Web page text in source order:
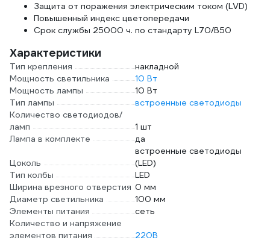
Защита от поражения электрическим током (LVD)
Повышенный индекс цветопередачи
Срок службы 25000 ч. по стандарту L70/B50
Характеристики
Тип крепления
накладной
Мощность светильника
10 Вт
Мощность лампы
10 Вт
Тип лампы
встроенные светодиоды
Количество светодиодов/
ламп
1 шт
Лампа в комплекте
да
Цоколь
встроенные светодиоды
(LED)
Тип колбы
LED
Ширина врезного отверстия 0 мм
Диаметр светильника
100 мм
Элементы питания
сеть
Количество и напряжение
элементов питания
220В